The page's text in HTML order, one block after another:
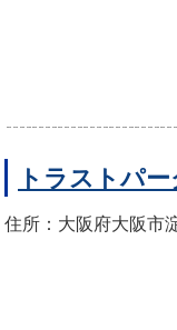
トラストパ
住所：大阪府大阪市